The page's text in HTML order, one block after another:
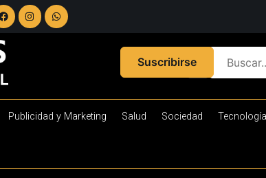
Suscribirse
Publicidad y Marketing Salud Sociedad Tecnología